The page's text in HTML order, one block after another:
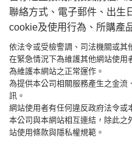
聯絡方式、電子郵件、出生
cookie及使用行為、所購產
依法令或受檢警調、司法機關或其
在緊急情況下為維護其他網站使用
為維護本網站之正常運作。
為提供本公司相關服務產生之金流
訊。
網站使用者有任何違反政府法令或
本公司與本網站相互連結，除此之
站使用條款與隱私權規範。